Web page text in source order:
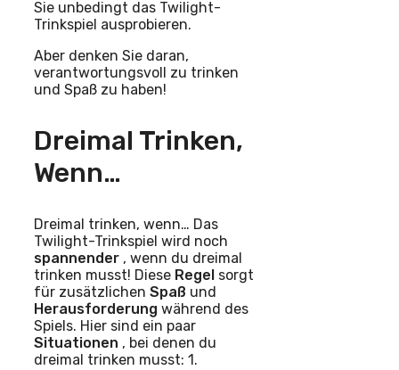
Sie unbedingt das Twilight-
Trinkspiel ausprobieren.
Aber denken Sie daran,
verantwortungsvoll zu trinken
und Spaß zu haben!
Dreimal Trinken,
Wenn…
Dreimal trinken, wenn… Das
Twilight-Trinkspiel wird noch
spannender , wenn du dreimal
trinken musst! Diese Regel sorgt
für zusätzlichen Spaß und
Herausforderung während des
Spiels. Hier sind ein paar
Situationen , bei denen du
dreimal trinken musst: 1.